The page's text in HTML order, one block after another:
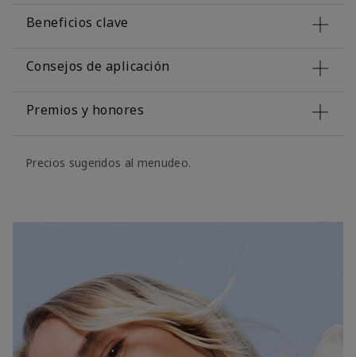
Beneficios clave
Consejos de aplicación
Premios y honores
Precios sugeridos al menudeo.